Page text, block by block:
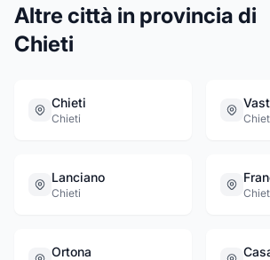
Altre città in provincia di
Chieti
Chieti
Chieti
Lanciano
Chieti
Ortona